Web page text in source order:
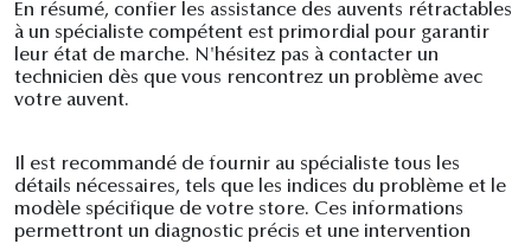
En résumé, confier les assistance des auvents rétractables
à un spécialiste compétent est primordial pour garantir
leur état de marche. N'hésitez pas à contacter un
technicien dès que vous rencontrez un problème avec
votre auvent.
Il est recommandé de fournir au spécialiste tous les
détails nécessaires, tels que les indices du problème et le
modèle spécifique de votre store. Ces informations
permettront un diagnostic précis et une intervention